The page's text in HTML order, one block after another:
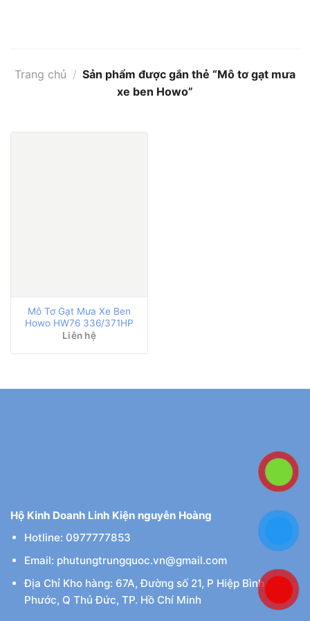
Trang chủ / Sản phẩm được gắn thẻ “Mô tơ gạt mưa
xe ben Howo”
Mô Tơ Gạt Mưa Xe Ben
Howo HW76 336/371HP
Liên hệ
Hộ Kinh Doanh Linh Kiện nguyễn Hoàng
Hotline: 0977777853
Email: phutungtrungquoc.vn@gmail.com
Địa Chỉ Kho hàng: 67A, Đường số 21, P Hiệp Bình
Phước, Q Thủ Đức, TP. Hồ Chí Minh